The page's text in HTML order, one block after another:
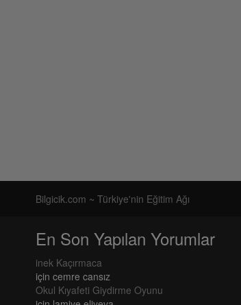
Bilgicik.com ~ Türkiye'nin Eğitim Ağı
En Son Yapılan Yorumlar
inek Kaçırmaca
için cemre cansız
Okul Kıyafeti Giydirme Oyunu